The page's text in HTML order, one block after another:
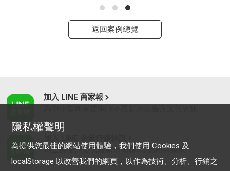
返回案例總覽
加入 LINE 商家報
為企業客戶提供最新市場趨勢, 應用與案例
隱私權聲明
為提供您最佳的網站使用體驗，我們使用 Cookies 及
localStorage 以改善我們的網頁，以作為技術、分析、行銷之